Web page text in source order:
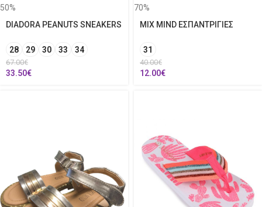
50%
DIADORA PEANUTS SNEAKERS
28 29 30 33 34
67.00€
33.50€
70%
MIX MIND ΕΣΠΑΝΤΡΙΓΙΕΣ
31
40.00€
12.00€